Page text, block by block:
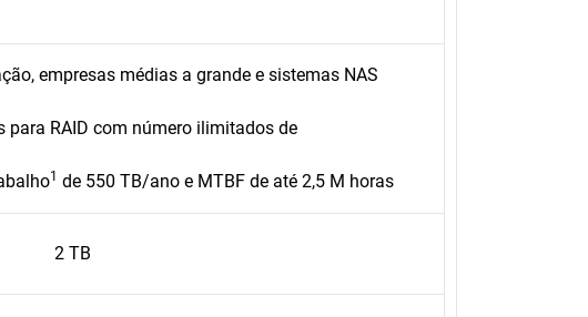
empresas médias a grande e sistemas NAS
para RAID com número ilimitados de
1 de 550 TB/ano e MTBF de até 2,5 M horas
2 TB